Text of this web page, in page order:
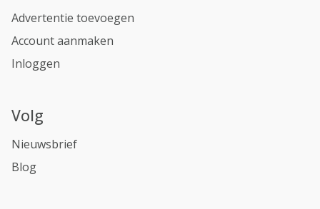
Advertentie toevoegen
Account aanmaken
Inloggen
Volg
Nieuwsbrief
Blog